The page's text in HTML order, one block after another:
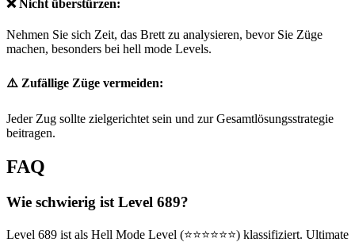
❌ Nicht überstürzen:
Nehmen Sie sich Zeit, das Brett zu analysieren, bevor Sie Züge
machen, besonders bei hell mode Levels.
⚠️ Zufällige Züge vermeiden:
Jeder Zug sollte zielgerichtet sein und zur Gesamtlösungsstrategie
beitragen.
FAQ
Wie schwierig ist Level 689?
Level 689 ist als Hell Mode Level (⭐⭐⭐⭐⭐⭐) klassifiziert. Ultimate